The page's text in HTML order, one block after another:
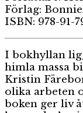
Förlag:
ISBN: 978-91-
I bokhyllan
himla massa
Kristin
olika arbeten
boken ger liv